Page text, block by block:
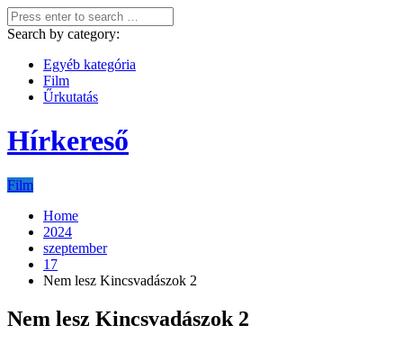
Search by category:
Egyéb kategória
Film
Űrkutatás
Hírkereső
Film
Home
2024
szeptember
17
Nem lesz Kincsvadászok 2
Nem lesz Kincsvadászok 2